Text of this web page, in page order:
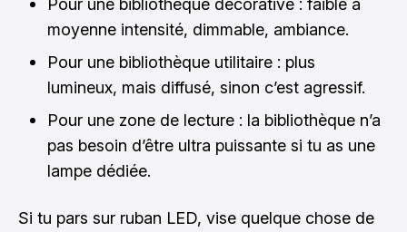
Pour une bibliothèque décorative : faible à
moyenne intensité, dimmable, ambiance.
Pour une bibliothèque utilitaire : plus
lumineux, mais diffusé, sinon c’est agressif.
Pour une zone de lecture : la bibliothèque n’a
pas besoin d’être ultra puissante si tu as une
lampe dédiée.
Si tu pars sur ruban LED, vise quelque chose de